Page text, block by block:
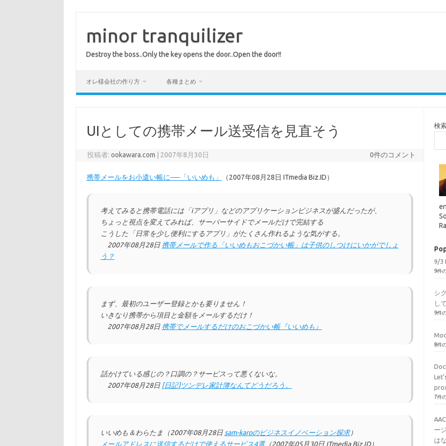
minor tranquilizer
Destroy the boss..Only the key opens the door..Open the door!!
オレ様会社の作り方 各種まとめ
UIとしての携帯メール送受信を見直そう
投稿者:ookawara.com 2007年8月30日 0件のコメント
携帯メールをお小遣い帳に──「いいめも」 （2007年08月28日 ITmedia Biz.ID）
考えてみると携帯電話には「iアプリ」などのアプリケーションビジネスが盛んだったが、
ちょっと視点を変えてみれば、サーバーサイドでメールだけで完結する
こうした「日常を少し便利にするアプリ」がたくさん作れるような気がする。
2007年08月28日 携帯メールで作る「いいめもおこづかい帳」は子供のしつけにいかがでしょ
う？
まず、最初のユーザー登録とかも要りません！
いきなり携帯から項目と金額をメールするだけ！
2007年08月28日 携帯でメールするだけのおこづかい帳『いいめも』
話かけている感じの？口調の？サービスって悪くないな。
2007年08月28日 [日記]ツンデレ家計簿なんてどうだろう。
いいめも＆わらたま（2007年08月28日 sam-karoのビジネスイノベーション探求）
メールアドレスに送信するだけで使えるサービス4選（2007年05月30日 ITmedia Biz.ID）
検
9/3
9件
シ
し
9件
8件
7件
ー
は